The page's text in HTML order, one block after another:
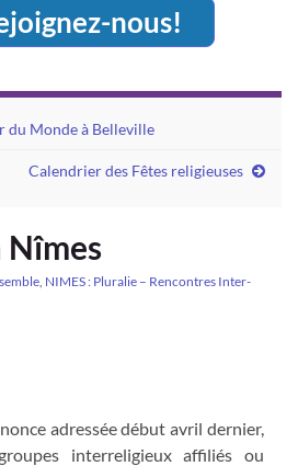
nous!
du Monde à Belleville
Calendrier des Fêtes religieuses
Nîmes
NIMES : Pluralie – Rencontres Inter-
adressée début avril dernier,
interreligieux affiliés ou